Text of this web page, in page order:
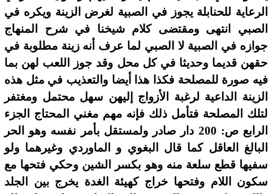
الرعاية للحنابلة يجوز في الصبية لغرض الزينة ويكره في
الصبي انتهى ومقتضى كلام شيخنا في شرح المنهاج
جوازه في الصبية لا الصبي لما عرف أنه زينة مطلوبة في
حقهن قديما وحديثا في كل محل وقد جوز اللعب لهن بما
فيه صورة للمصلحة فكذا هذا أيضا والتعذيب في مثل هذه
الزينة الداعية لرغبة الأزواج إليهن سهل محتمل ومغتفر
لتلك المصلحة فتأمل ذلك فإنه مهم مغني المحتاج الجزء
الرابع ص: 200 دار صادر ولمستقل بأمر نفسه وهو الحر
البالغ العاقل كما قال البغوي و الماوردي وغيرهما ولو
سفيها قطع سلعة منه وهو بكسر الشين وحكي فتحها مع
سكون اللام وفتحها خراج كهيئة الغدة يخرج بين الجلد